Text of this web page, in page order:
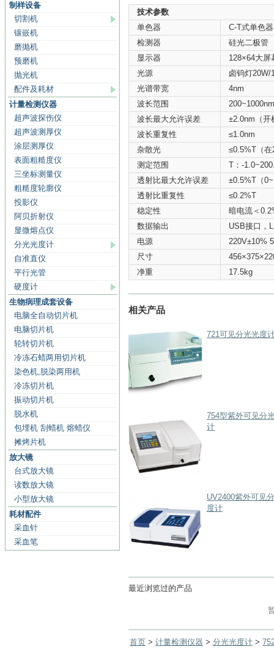
制样设备
切割机
镶嵌机
磨抛机
预磨机
抛光机
配件及耗材
计量检测仪器
超声波探伤仪
超声波测厚仪
涂层测厚仪
表面粗糙度仪
三坐标测量仪
粗糙度轮廓仪
投影仪
阿贝折射仪
显微熔点仪
分光光度计
自准直仪
平行光管
硬度计
生物病理成套设备
电脑全自动切片机
电脑切片机
轮转切片机
冷冻石蜡两用切片机
染色机,脱染两用机
冷冻切片机
振动切片机
脱水机
包埋机 刮蜡机 熔蜡仪
摊烤片机
放大镜
台式放大镜
读数放大镜
小型放大镜
耗材配件
采血针
采血笔
技术参数
单色器
C-T式单色
检测器
硅光二极管
显示器
128×64大屏
光源
卤钨灯20W/
光谱带宽
4nm
波长范围
波长最大允许误差
±2.0nm（开­
波长重复性
≤1.0nm
杂散光
≤0.5%T（
测定范围
T：-
透射比最大允许误差
±0.5%T（
透射比重复性
≤0.2%T
稳定性
暗电流＜
数据输出
USB接口，
电源
220V±10%
尺寸
净重
17.5kg
相关产品
721可见分光光度
754型紫外可见分
计
UV2400紫外可见
度计
最近浏览过的产品
首页 > 计量检测仪器 > 分光光度计 >